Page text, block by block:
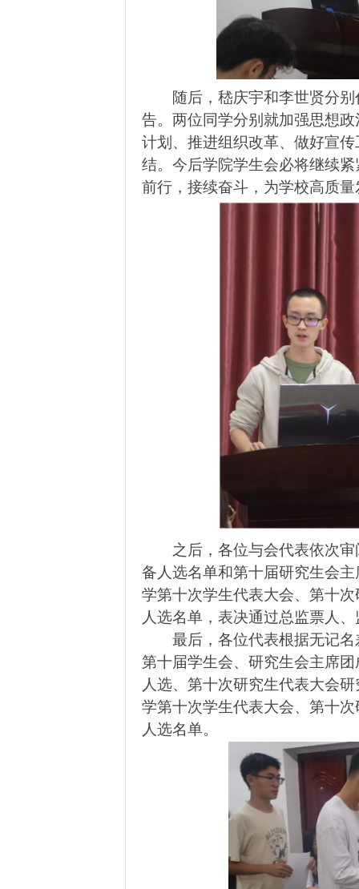
随后，嵇庆宇和李世贤分
告。两位同学分别就加强思想
计划、推进组织改革、做好宣
结。今后学院学生会必将继续
前行，接续奋斗，为学校高质
之后，各位与会代表依次
备人选名单和第十届研究生会
学第十次学生代表大会、第十
人选名单，表决通过总监票人
最后，各位代表根据无记
第十届学生会、研究生会主席
人选、第十次研究生代表大会
学第十次学生代表大会、第十
人选名单。